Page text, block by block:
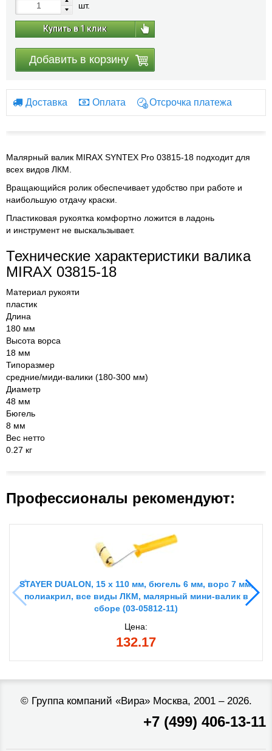
шт.
Купить в 1 клик
Добавить в корзину
Доставка Оплата Отсрочка платежа
Малярный валик MIRAX SYNTEX Pro 03815-18 подходит для
всех видов ЛКМ.
Вращающийся ролик обеспечивает удобство при работе и
наибольшую отдачу краски.
Пластиковая рукоятка комфортно ложится в ладонь
и инструмент не выскальзывает.
Технические характеристики валика
MIRAX 03815-18
Материал рукояти
пластик
Длина
180 мм
Высота ворса
18 мм
Типоразмер
средние/миди-валики (180-300 мм)
Диаметр
48 мм
Бюгель
8 мм
Вес нетто
0.27 кг
Профессионалы рекомендуют:
STAYER DUALON, 15 х 110 мм, бюгель 6 мм, ворс 7 мм,
полиакрил, все виды ЛКМ, малярный мини-валик в
сборе (03-05812-11)
Цена:
132.17
© Группа компаний «Вира»Москва, 2001 – 2026.
+7 (499) 406-13-11